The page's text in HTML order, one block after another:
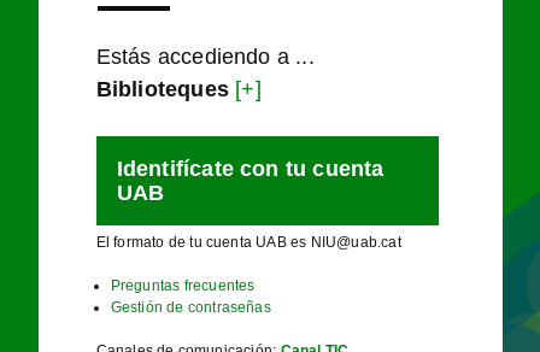
Estás accediendo a ...
Biblioteques [+]
Identifícate con tu cuenta
UAB
El formato de tu cuenta UAB es NIU@uab.cat
Preguntas frecuentes
Gestión de contraseñas